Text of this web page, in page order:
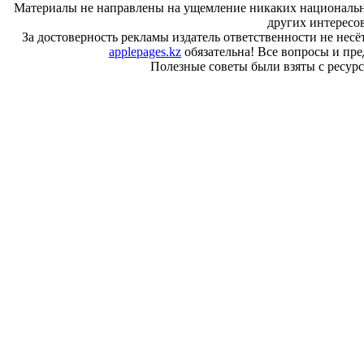
Материалы не направлены на ущемление никаких
других
За достоверность рекламы издатель ответственности не
applepages.kz обязательна! Все вопросы и
Полезные советы были взяты с